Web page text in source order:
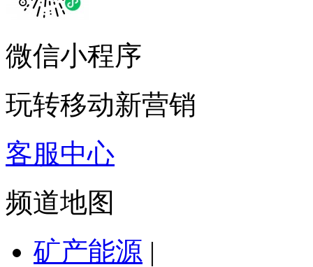
微信小程序
玩转移动新营销
客服中心
频道地图
矿产能源 |